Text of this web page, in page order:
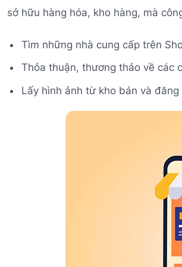
sở hữu hàng hóa, kho hàng, mà
Tìm những nhà cung cấp trên
Thỏa thuận, thương thảo về các
Lấy hình ảnh từ kho bán và